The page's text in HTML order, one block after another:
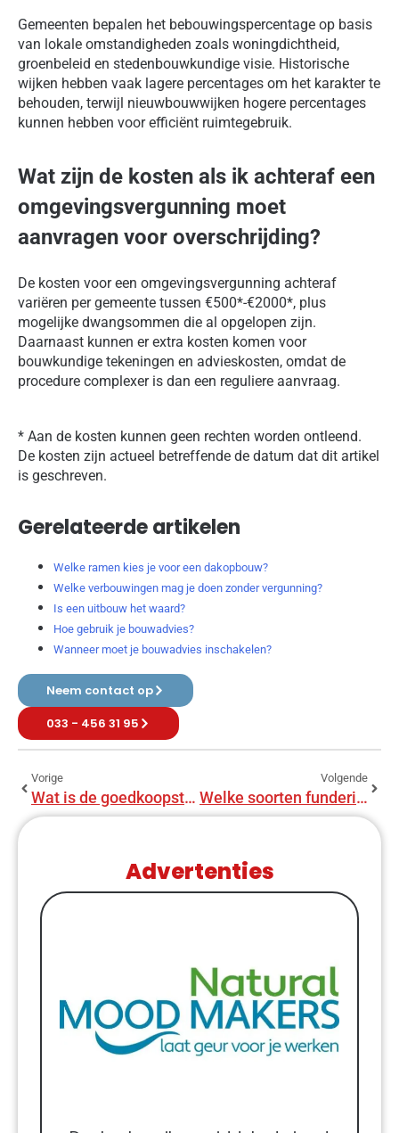
Gemeenten bepalen het bebouwingspercentage op basis
van lokale omstandigheden zoals woningdichtheid,
groenbeleid en stedenbouwkundige visie. Historische
wijken hebben vaak lagere percentages om het karakter te
behouden, terwijl nieuwbouwwijken hogere percentages
kunnen hebben voor efficiënt ruimtegebruik.
Wat zijn de kosten als ik achteraf een
omgevingsvergunning moet
aanvragen voor overschrijding?
De kosten voor een omgevingsvergunning achteraf
variëren per gemeente tussen €500*-€2000*, plus
mogelijke dwangsommen die al opgelopen zijn.
Daarnaast kunnen er extra kosten komen voor
bouwkundige tekeningen en advieskosten, omdat de
procedure complexer is dan een reguliere aanvraag.
* Aan de kosten kunnen geen rechten worden ontleend.
De kosten zijn actueel betreffende de datum dat dit artikel
is geschreven.
Gerelateerde artikelen
Welke ramen kies je voor een dakopbouw?
Welke verbouwingen mag je doen zonder vergunning?
Is een uitbouw het waard?
Hoe gebruik je bouwadvies?
Wanneer moet je bouwadvies inschakelen?
Neem contact op
033 - 456 31 95
Vorige
Wat is de goedkoopste manier voor een aanbouw?
Volgende
Welke soorten fundering zijn er?
Advertenties